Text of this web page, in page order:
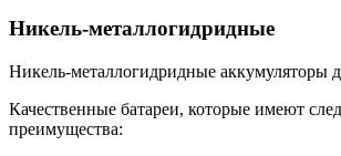
Никель-металлогидридные
Никель-металлогидридные аккумуляторы
Качественные батареи, которые имеют
преимущества: